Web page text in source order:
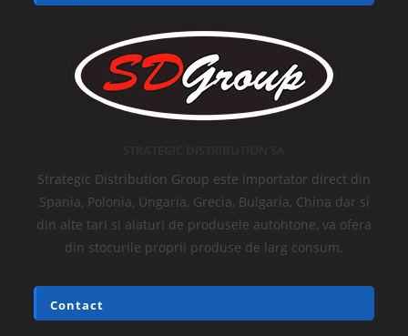
Strategic Distribution Group este importator direct din
Spania, Polonia, Ungaria, Grecia, Bulgaria, China dar si
din alte tari si alaturi de produsele autohtone, va ofera
din stocurile proprii produse de larg consum.
Contact